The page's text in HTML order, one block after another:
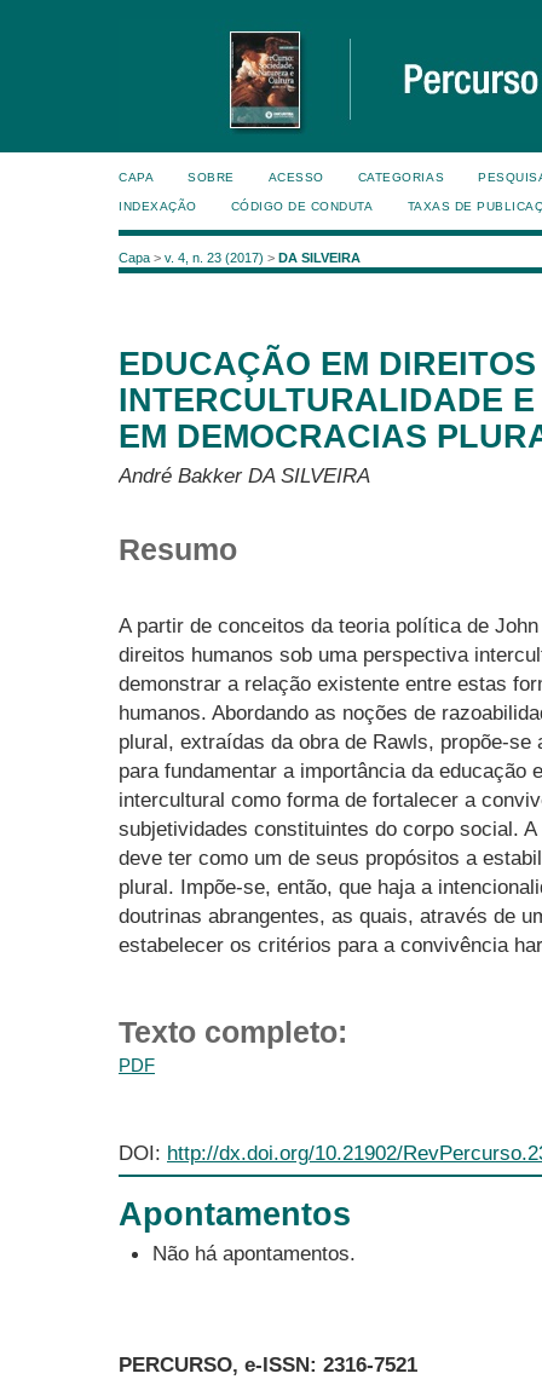
CAPA SOBRE ACESSO CATEGORIAS
INDEXAÇÃO CÓDIGO DE CONDUTA TAXAS DE
Capa > v. 4, n. 23 (2017) > DA SILVEIRA
EDUCAÇÃO EM
INTERCULTURALIDADE
EM DEMOCRACIAS
André Bakker DA SILVEIRA
Resumo
A partir de conceitos da teoria política de
direitos humanos sob uma perspectiva
demonstrar a relação existente entre estas
humanos. Abordando as noções de
plural, extraídas da obra de Rawls, propõe-
para fundamentar a importância da educação
intercultural como forma de fortalecer a
subjetividades constituintes do corpo social.
deve ter como um de seus propósitos a
plural. Impõe-se, então, que haja a
doutrinas abrangentes, as quais, através de
estabelecer os critérios para a convivência
Texto completo:
PDF
DOI: http://dx.doi.org/10.21902/
Apontamentos
Não há apontamentos.
PERCURSO, e-ISSN: 2316-7521